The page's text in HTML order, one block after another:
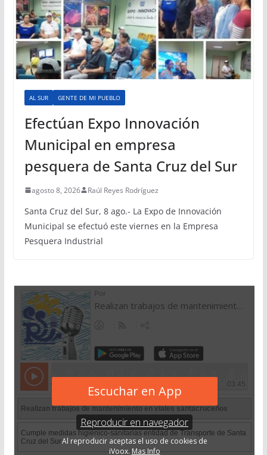
AL SUR GENTE DE MI PUEBLO
Efectúan Expo Innovación
Municipal en empresa
pesquera de Santa Cruz del Sur
agosto 8, 2026 Raúl Reyes Rodríguez
Santa Cruz del Sur, 8 ago.- La Expo de Innovación
Municipal se efectuó este viernes en la Empresa
Pesquera Industrial